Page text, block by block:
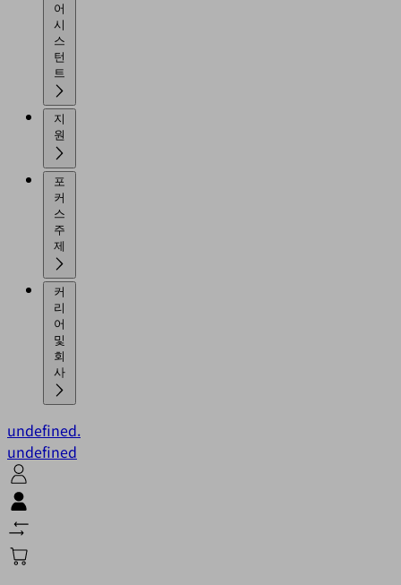
어
시
스
턴
지
포
커
스
주
커
리
어
및
회
undefined.
undefined